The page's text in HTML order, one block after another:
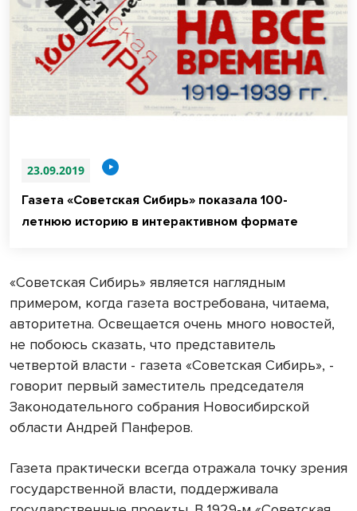
23.09.2019
Газета «Советская Сибирь» показала 100-
летнюю историю в интерактивном формате
«Советская Сибирь» является наглядным
примером, когда газета востребована, читаема,
авторитетна. Освещается очень много новостей,
не побоюсь сказать, что представитель
четвертой власти - газета «Советская Сибирь», -
говорит первый заместитель председателя
Законодательного собрания Новосибирской
области Андрей Панферов.
Газета практически всегда отражала точку зрения
государственной власти, поддерживала